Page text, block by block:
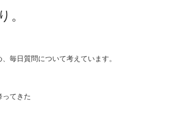
毎日質問について考えています。
てきた